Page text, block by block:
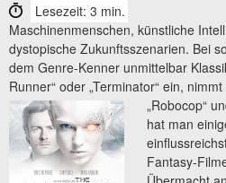
Lesezeit: 3 min.
Maschinenmenschen, künstliche
dystopische Zukunftsszenarien. Bei
dem Genre-Kenner unmittelbar
Runner“ oder „Terminator“ ein,
„Robocop“
hat man
Fantasy-